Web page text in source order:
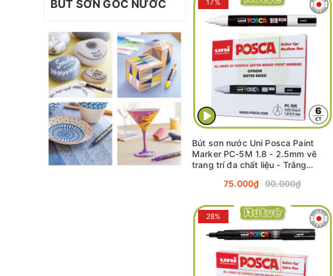
BÚT SƠN GỐC NƯỚC 17%
Bút sơn nước Uni Posca Paint
Marker PC-5M 1.8 - 2.5mm vẽ
trang trí đa chất liệu - Trắng
75.000₫ 90.000₫
28%